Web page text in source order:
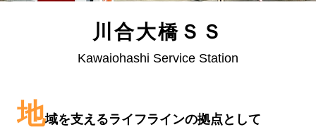
川合大橋ＳＳ
Kawaiohashi Service Station
地域を支えるライフラインの拠点として